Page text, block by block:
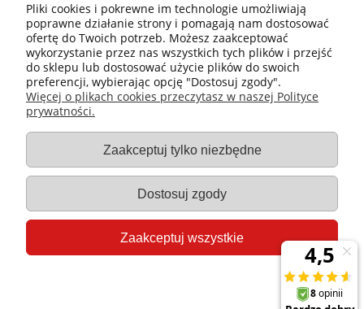
Płatności i dostawa
Gastro-Pol
Moje konto
Pomoc
Pliki cookies i pokrewne im technologie umożliwiają
poprawne działanie strony i pomagają nam dostosować
ofertę do Twoich potrzeb. Możesz zaakceptować
wykorzystanie przez nas wszystkich tych plików i przejść
do sklepu lub dostosować użycie plików do swoich
preferencji, wybierając opcję "Dostosuj zgody".
Więcej o plikach cookies przeczytasz w naszej Polityce
prywatności.
Zaakceptuj tylko niezbędne
Dostosuj zgody
Zaakceptuj wszystkie